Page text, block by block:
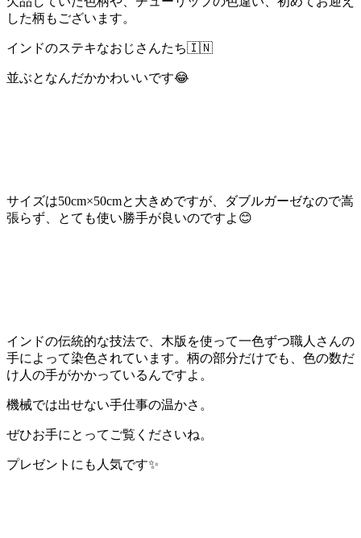
した柄もございます。
インドのステキなおじさんたち🇮🇳
並ぶとなんだかかわいいです😂
サイズは50cm×50cmと大きめですが、ダブルガーゼなので嵩
張らず、とても使い勝手が良いのですよ😊
インドの伝統的な技法で、木版を使って一色ずつ職人さんの
手によって染色されています。柄の部分だけでも、色の数だ
け人の手がかかっているんですよ。
機械では出せない手仕事の温かさ。
ぜひお手にとってご覧くださいね。
プレゼントにも人気です✨